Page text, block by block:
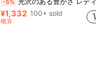
-5%
¥1,332 100+ sold
概算